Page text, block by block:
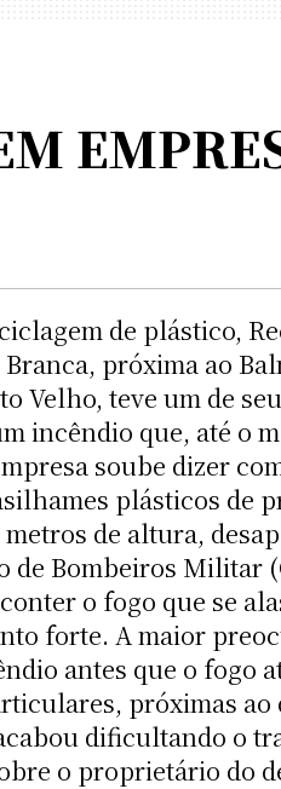
de plástico,
próxima ao
Velho, teve um de
incêndio que, até o
soube dizer
plásticos de
metros de altura,
de Bombeiros Militar
o fogo que se
forte. A maior
antes que o fogo
próximas ao
dificultando o
o proprietário do